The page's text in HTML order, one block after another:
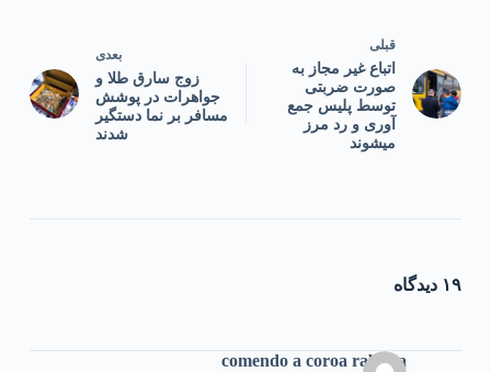
قبلی
اتباع غیر مجاز به
صورت ضربتی
توسط پلیس جمع
آوری و رد مرز
میشوند
بعدی
زوج سارق طلا و
جواهرات در پوشش
مسافر بر نما دستگیر
شدند
۱۹ دیدگاه
comendo a coroa rabuda